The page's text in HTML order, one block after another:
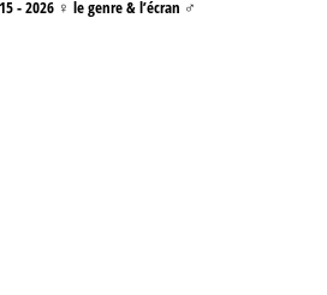
- 2026 ♀ le genre & l’écran ♂